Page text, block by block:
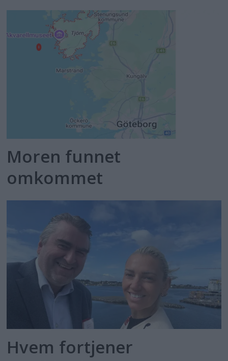
Moren funnet
omkommet
Hvem fortjener